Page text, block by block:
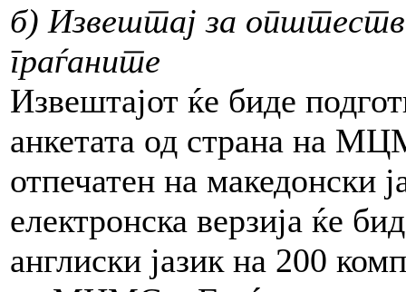
б) Извештај за
граѓаните
Извештајот ќе биде
анкетата од страна на
отпечатен на македонски
електронска верзија ќе
англиски јазик на 200